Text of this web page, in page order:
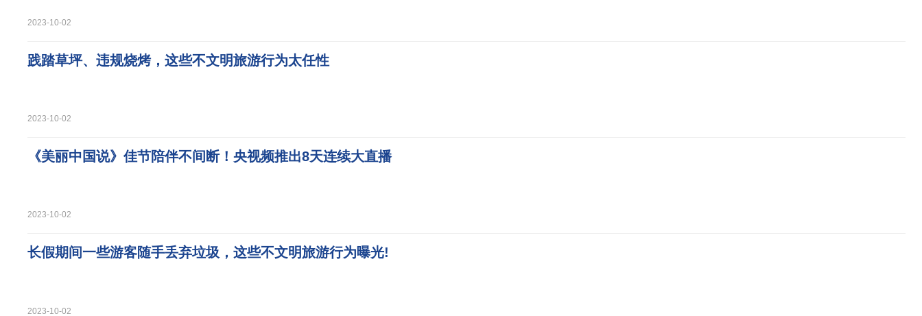
2023-10-02
践踏草坪、违规烧烤，这些不文明旅游行为太任性
2023-10-02
《美丽中国说》佳节陪伴不间断！央视频推出8天连续大直播
2023-10-02
长假期间一些游客随手丢弃垃圾，这些不文明旅游行为曝光!
2023-10-02